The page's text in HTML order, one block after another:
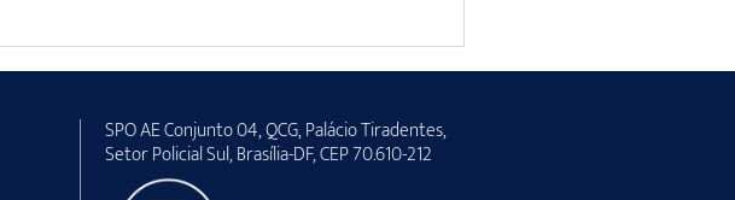
SPO AE Conjunto 04, QCG, Palácio Tiradentes,
Setor Policial Sul, Brasília-DF, CEP 70.610-212